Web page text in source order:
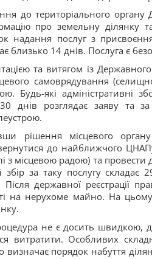
до територіального
про земельну ділянку
надання послуг з
близько 14 днів. Послуга є
та витягом із
самоврядування
Будь-які адміністративні
днів розглядає заяву та
рішення місцевого
до найближчого
з місцевою радою) та
збір за таку послугу складає
державної реєстрації
на нерухоме майно. На
не є досить швидкою,
витратити. Особливих
визначає порядок набуття